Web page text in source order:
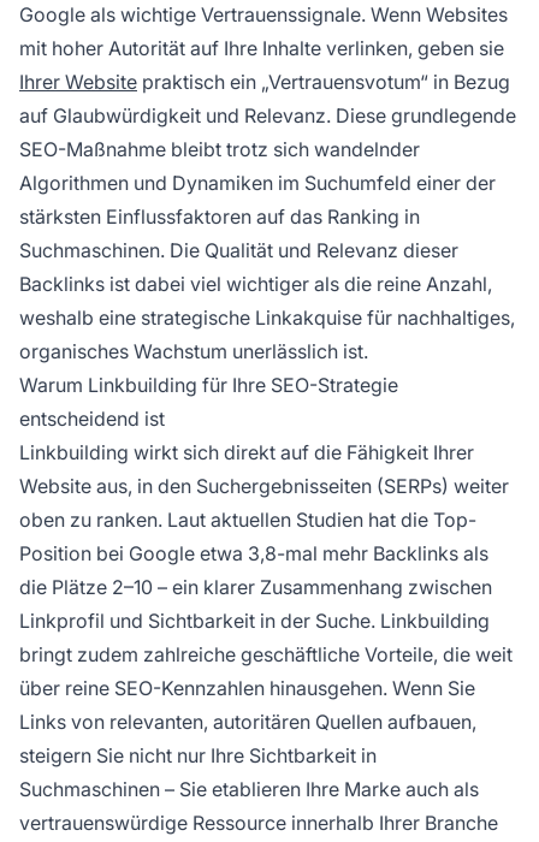
Google als wichtige Vertrauenssignale. Wenn Websites
mit hoher Autorität auf Ihre Inhalte verlinken, geben sie
Ihrer Website praktisch ein „Vertrauensvotum“ in Bezug
auf Glaubwürdigkeit und Relevanz. Diese grundlegende
SEO-Maßnahme bleibt trotz sich wandelnder
Algorithmen und Dynamiken im Suchumfeld einer der
stärksten Einflussfaktoren auf das Ranking in
Suchmaschinen. Die Qualität und Relevanz dieser
Backlinks ist dabei viel wichtiger als die reine Anzahl,
weshalb eine strategische Linkakquise für nachhaltiges,
organisches Wachstum unerlässlich ist.
Warum Linkbuilding für Ihre SEO-Strategie
entscheidend ist
Linkbuilding wirkt sich direkt auf die Fähigkeit Ihrer
Website aus, in den Suchergebnisseiten (SERPs) weiter
oben zu ranken. Laut aktuellen Studien hat die Top-
Position bei Google etwa 3,8-mal mehr Backlinks als
die Plätze 2–10 – ein klarer Zusammenhang zwischen
Linkprofil und Sichtbarkeit in der Suche. Linkbuilding
bringt zudem zahlreiche geschäftliche Vorteile, die weit
über reine SEO-Kennzahlen hinausgehen. Wenn Sie
Links von relevanten, autoritären Quellen aufbauen,
steigern Sie nicht nur Ihre Sichtbarkeit in
Suchmaschinen – Sie etablieren Ihre Marke auch als
vertrauenswürdige Ressource innerhalb Ihrer Branche